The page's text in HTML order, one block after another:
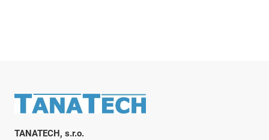
Zápatí
TANATECH, s.r.o.